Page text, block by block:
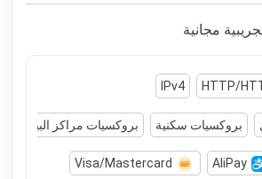
مجانية
HTTP/
IPv4
بروكسيات سكنية بروكسيات مراكز البيانات
AliPay
Visa/Mastercard